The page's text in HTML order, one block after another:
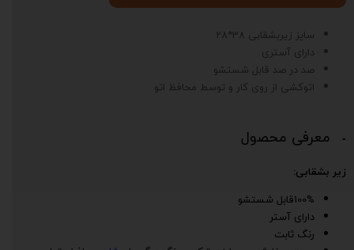
سایز زیربشقابی 38*28
دارای آستری
صد در صد قابل شستشو
اتوکشی از روی کار و توسط محافظ اتو
معرفی محصول
زیر بشقابی:
100%قابل شستشو
دارای آستر
رنگ ثابت